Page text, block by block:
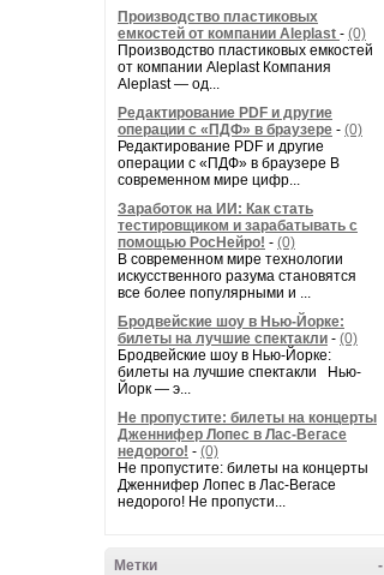
Производство пластиковых
емкостей от компании Aleplast - (0)
Производство пластиковых емкостей
от компании Aleplast Компания
Aleplast — од...
Редактирование PDF и другие
операции с «ПДФ» в браузере - (0)
Редактирование PDF и другие
операции с «ПДФ» в браузере В
современном мире цифр...
Заработок на ИИ: Как стать
тестировщиком и зарабатывать с
помощью РосНейро! - (0)
В современном мире технологии
искусственного разума становятся
все более популярными и ...
Бродвейские шоу в Нью-Йорке:
билеты на лучшие спектакли - (0)
Бродвейские шоу в Нью-Йорке:
билеты на лучшие спектакли Нью-
Йорк — э...
Не пропустите: билеты на концерты
Дженнифер Лопес в Лас-Вегасе
недорого! - (0)
Не пропустите: билеты на концерты
Дженнифер Лопес в Лас-Вегасе
недорого! Не пропусти...
-
Метки